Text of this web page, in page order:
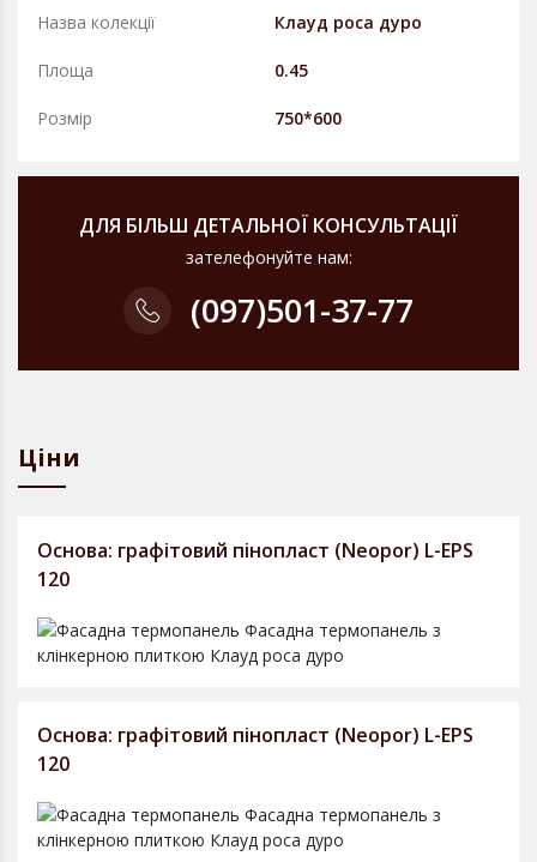
Назва колекції Клауд роса дуро
Площа 0.45
Розмір 750*600
ДЛЯ БІЛЬШ ДЕТАЛЬНОЇ КОНСУЛЬТАЦІЇ
зателефонуйте нам:
(097)501-37-77
Ціни
Основа: графітовий пінопласт (Neopor) L-EPS
120
Основа: графітовий пінопласт (Neopor) L-EPS
120